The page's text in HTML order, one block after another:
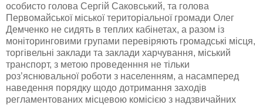
особисто голова Сергій Саковський, та голова
Первомайської міської територіальної громади Олег
Демченко не сидять в теплих кабінетах, а разом із
моніторинговими групами перевіряють громадські місця,
торгівельні заклади та заклади харчування, міський
транспорт, з метою проведенння не тільки
роз’яснювальної роботи з населенням, а насамперед
наведення порядку щодо дотримання заходів
регламентованих місцевою комісією з надзвичайних